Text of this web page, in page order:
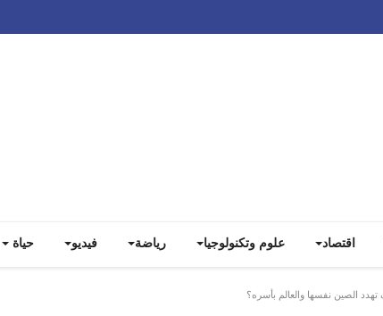
اقتصاد علوم وتكنولوجيا رياضة فيديو حياة
تهدد الصين نفسها والعالم بأسره؟